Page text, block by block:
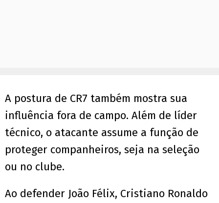
A postura de CR7 também mostra sua
influência fora de campo. Além de líder
técnico, o atacante assume a função de
proteger companheiros, seja na seleção
ou no clube.
Ao defender João Félix, Cristiano Ronaldo